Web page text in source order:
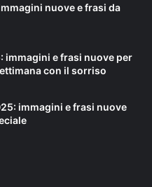
nuove e frasi da
immagini e frasi nuove per
con il sorriso
immagini e frasi nuove